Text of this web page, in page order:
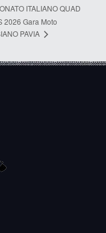
ITALIANO QUAD
2026 Gara Moto
PAVIA